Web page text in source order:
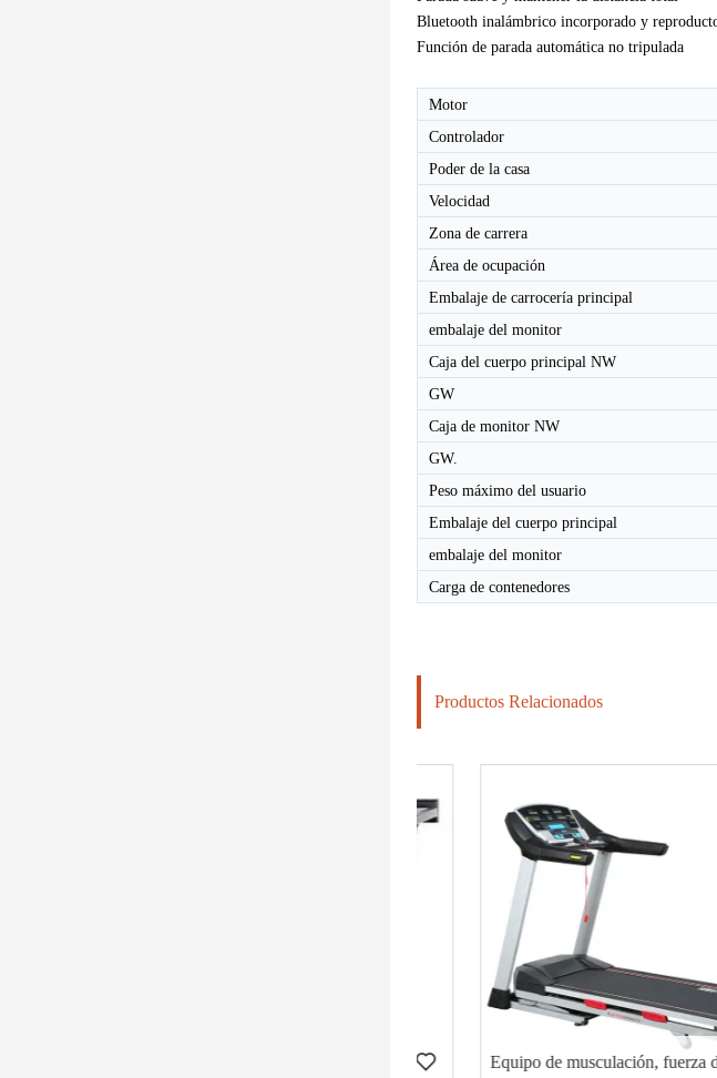
Bluetooth inalámbrico incorporado y
Función de parada automática no tripulada
Motor
Controlador
Poder de la casa
Velocidad
Zona de carrera
Área de ocupación
Embalaje de carrocería principal
embalaje del monitor
Caja del cuerpo principal NW
GW
Caja de monitor NW
GW.
Peso máximo del usuario
Embalaje del cuerpo principal
embalaje del monitor
Carga de contenedores
Productos Relacionados
Equipo de musculación, fuerza de martillo, extensión de tríceps- (PT-503)